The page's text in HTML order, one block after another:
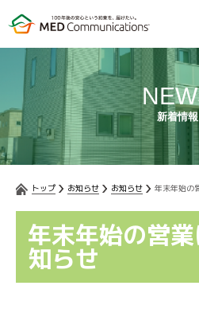
新着情報
トップ お知らせ お知らせ 年末年始の
年末年始の営
知らせ